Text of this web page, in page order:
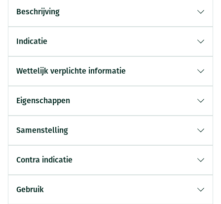
Beschrijving
Indicatie
Wettelijk verplichte informatie
Eigenschappen
Samenstelling
Contra indicatie
Gebruik